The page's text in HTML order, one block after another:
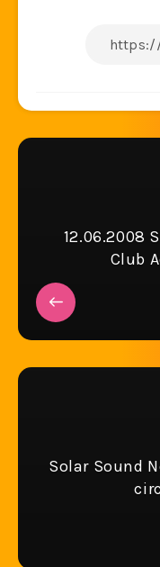
12.06.2008
Club
Solar Sound